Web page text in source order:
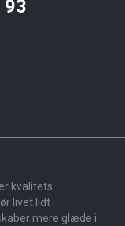
93
kvalitets
livet lidt
mere glæde i